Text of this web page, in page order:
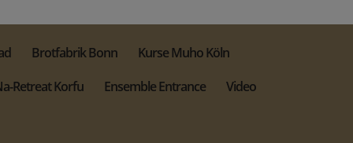
Brotfabrik Bonn
Kurse Muho Köln
Retreat Korfu Ensemble Entrance
Video